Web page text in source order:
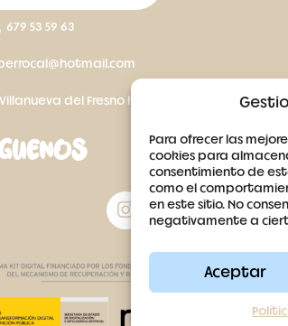
Para ofrecer las
cookies para
consentimiento de
como el
en este sitio. No
negativamente a
Aceptar
679 53 59 63
del Fresno km 24,5